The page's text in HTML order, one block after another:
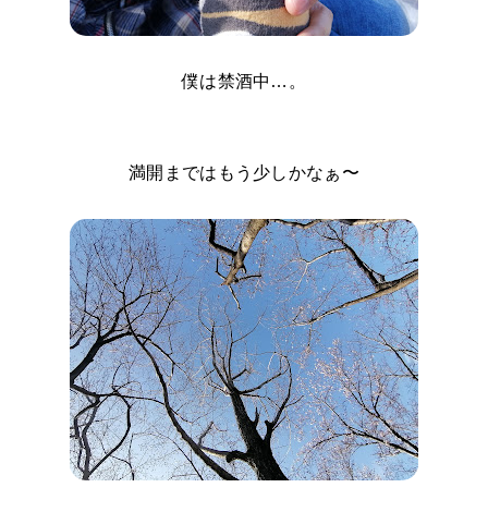
僕は禁酒中…。
満開まではもう少しかなぁ〜